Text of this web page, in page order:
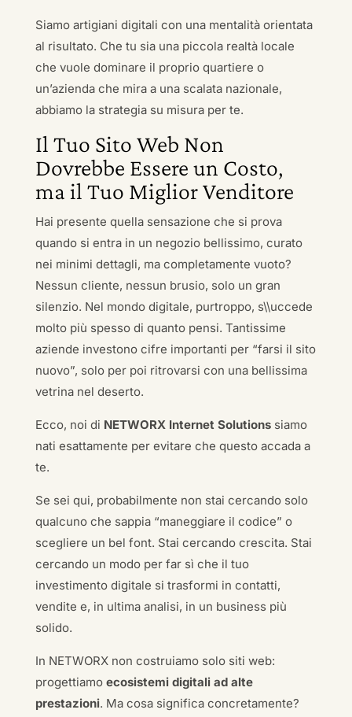
Siamo artigiani digitali con una mentalità orientata
al risultato. Che tu sia una piccola realtà locale
che vuole dominare il proprio quartiere o
un’azienda che mira a una scalata nazionale,
abbiamo la strategia su misura per te.
Il Tuo Sito Web Non
Dovrebbe Essere un Costo,
ma il Tuo Miglior Venditore
Hai presente quella sensazione che si prova
quando si entra in un negozio bellissimo, curato
nei minimi dettagli, ma completamente vuoto?
Nessun cliente, nessun brusio, solo un gran
silenzio. Nel mondo digitale, purtroppo, s\\uccede
molto più spesso di quanto pensi. Tantissime
aziende investono cifre importanti per “farsi il sito
nuovo”, solo per poi ritrovarsi con una bellissima
vetrina nel deserto.
Ecco, noi di NETWORX Internet Solutionssiamo
nati esattamente per evitare che questo accada a
te.
Se sei qui, probabilmente non stai cercando solo
qualcuno che sappia “maneggiare il codice” o
scegliere un bel font. Stai cercando crescita. Stai
cercando un modo per far sì che il tuo
investimento digitale si trasformi in contatti,
vendite e, in ultima analisi, in un business più
solido.
In NETWORX non costruiamo solo siti web:
progettiamo ecosistemi digitali ad alte
prestazioni. Ma cosa significa concretamente?